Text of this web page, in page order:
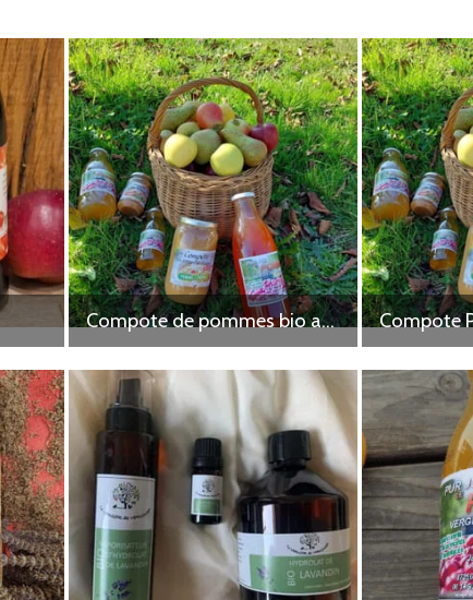
Compote de pommes bio aux épices Compote